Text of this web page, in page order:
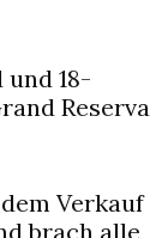
18-
Reserva
Verkauf
brach alle